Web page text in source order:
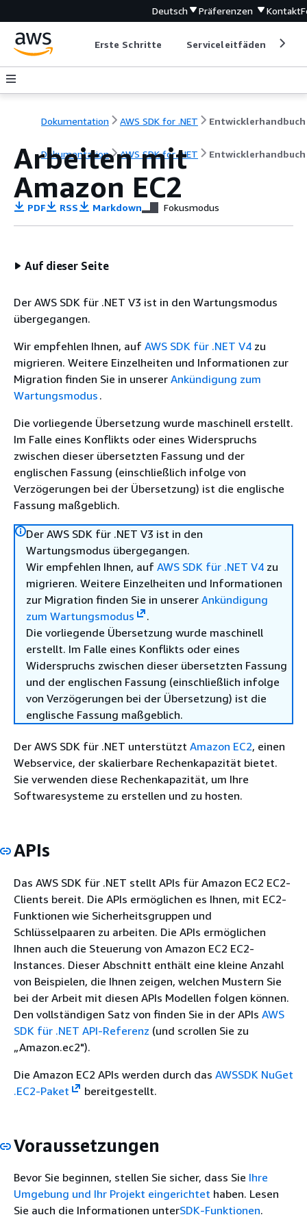
Deutsch Präferenzen Kontakt
Erste Schritte Serviceleitfäden
Dokumentation AWS SDK for .NET Entwicklerhandbuch
Dokumentation AWS SDK for .NET Entwicklerhandbuch
Arbeiten mit
Amazon EC2
PDF RSS Markdown Fokusmodus
Auf dieser Seite
Der AWS SDK für .NET V3 ist in den Wartungsmodus
übergegangen.
Wir empfehlen Ihnen, auf AWS SDK für .NET V4 zu
migrieren. Weitere Einzelheiten und Informationen zur
Migration finden Sie in unserer Ankündigung zum
Wartungsmodus .
Die vorliegende Übersetzung wurde maschinell erstellt.
Im Falle eines Konflikts oder eines Widerspruchs
zwischen dieser übersetzten Fassung und der
englischen Fassung (einschließlich infolge von
Verzögerungen bei der Übersetzung) ist die englische
Fassung maßgeblich.
Der AWS SDK für .NET V3 ist in den
Wartungsmodus übergegangen.
Wir empfehlen Ihnen, auf AWS SDK für .NET V4 zu
migrieren. Weitere Einzelheiten und Informationen
zur Migration finden Sie in unserer Ankündigung
zum Wartungsmodus
.
Die vorliegende Übersetzung wurde maschinell
erstellt. Im Falle eines Konflikts oder eines
Widerspruchs zwischen dieser übersetzten Fassung
und der englischen Fassung (einschließlich infolge
von Verzögerungen bei der Übersetzung) ist die
englische Fassung maßgeblich.
Der AWS SDK für .NET unterstützt Amazon EC2, einen
Webservice, der skalierbare Rechenkapazität bietet.
Sie verwenden diese Rechenkapazität, um Ihre
Softwaresysteme zu erstellen und zu hosten.
APIs
Das AWS SDK für .NET stellt APIs für Amazon EC2 EC2-
Clients bereit. Die APIs ermöglichen es Ihnen, mit EC2-
Funktionen wie Sicherheitsgruppen und
Schlüsselpaaren zu arbeiten. Die APIs ermöglichen
Ihnen auch die Steuerung von Amazon EC2 EC2-
Instances. Dieser Abschnitt enthält eine kleine Anzahl
von Beispielen, die Ihnen zeigen, welchen Mustern Sie
bei der Arbeit mit diesen APIs Modellen folgen können.
Den vollständigen Satz von finden Sie in der APIs AWS
SDK für .NET API-Referenz (und scrollen Sie zu
„Amazon.ec2").
Die Amazon EC2 APIs werden durch das AWSSDK NuGet
.EC2-Paket
bereitgestellt.
Voraussetzungen
Bevor Sie beginnen, stellen Sie sicher, dass Sie Ihre
Umgebung und Ihr Projekt eingerichtet haben. Lesen
Sie auch die Informationen unterSDK-Funktionen.